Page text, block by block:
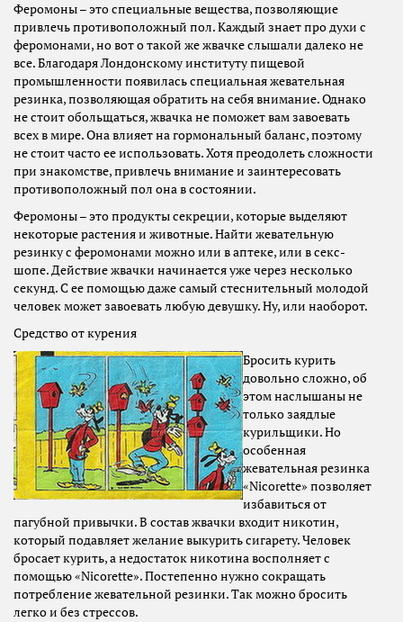
Феромоны – это специальные вещества, позволяющие
привлечь противоположный пол. Каждый знает про духи с
феромонами, но вот о такой же жвачке слышали далеко не
все. Благодаря Лондонскому институту пищевой
промышленности появилась специальная жевательная
резинка, позволяющая обратить на себя внимание. Однако
не стоит обольщаться, жвачка не поможет вам завоевать
всех в мире. Она влияет на гормональный баланс, поэтому
не стоит часто ее использовать. Хотя преодолеть сложности
при знакомстве, привлечь внимание и заинтересовать
противоположный пол она в состоянии.
Феромоны – это продукты секреции, которые выделяют
некоторые растения и животные. Найти жевательную
резинку с феромонами можно или в аптеке, или в секс-
шопе. Действие жвачки начинается уже через несколько
секунд. С ее помощью даже самый стеснительный молодой
человек может завоевать любую девушку. Ну, или наоборот.
Средство от курения
Бросить курить
довольно сложно, об
этом наслышаны не
только заядлые
курильщики. Но
особенная
жевательная резинка
«Nicorette» позволяет
избавиться от
пагубной привычки. В состав жвачки входит никотин,
который подавляет желание выкурить сигарету. Человек
бросает курить, а недостаток никотина восполняет с
помощью «Nicorette». Постепенно нужно сокращать
потребление жевательной резинки. Так можно бросить
легко и без стрессов.